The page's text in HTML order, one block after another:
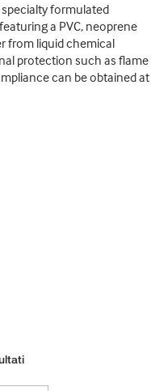
formulated
a PVC, neoprene
from liquid chemical
protection such as flame
can be obtained at